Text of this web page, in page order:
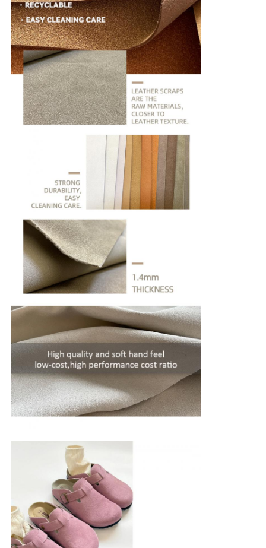
Material Eco Suede
Tela da camurça
Imitação de camarão
Couro PU sem solvente
Couro Alcantara
Couro automotivo
Sapatos Material Couro
Luvas Couro
couro da bola
Couro artificial
Tecido para estofamento de sofá